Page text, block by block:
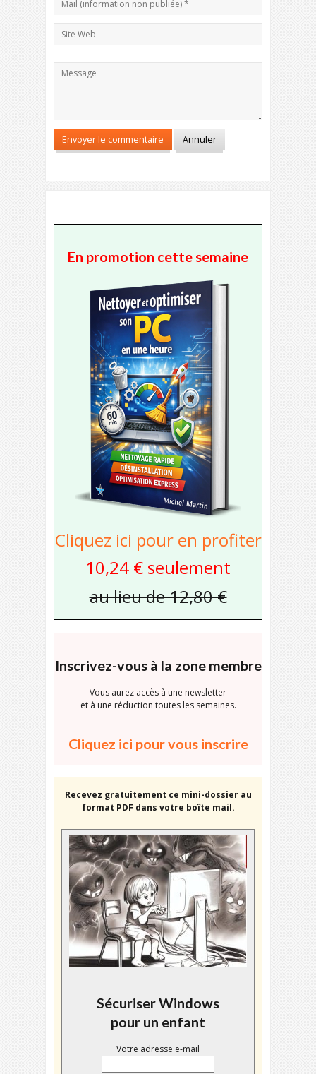
En promotion cette semaine
Cliquez ici pour en profiter
10,24 € seulement
au lieu de 12,80 €
Inscrivez-vous à la zone membre
Vous aurez accès à une newsletter
et à une réduction toutes les semaines.
Cliquez ici pour vous inscrire
Recevez gratuitement ce mini-dossier au
format PDF dans votre boîte mail.
Sécuriser Windows
pour un enfant
Votre adresse e-mail